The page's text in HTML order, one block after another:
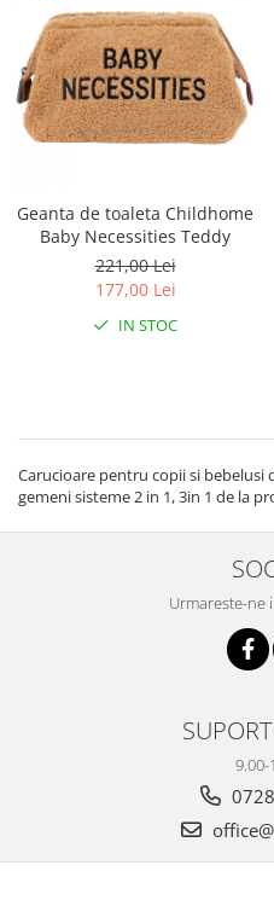
Geanta de toaleta Childhome
Baby Necessities Teddy
221,00 Lei
177,00 Lei
IN STOC
Carucioare pentru copii si
gemeni sisteme 2 in 1, 3in 1 de la
Urmareste-ne
9.00-